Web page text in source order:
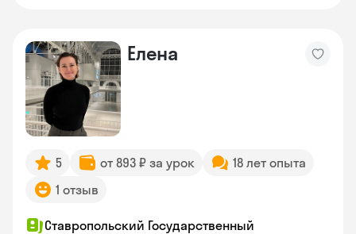
Елена
5 от 893 ₽ за урок
18 лет опыта
1 отзыв
Ставропольский Государственный